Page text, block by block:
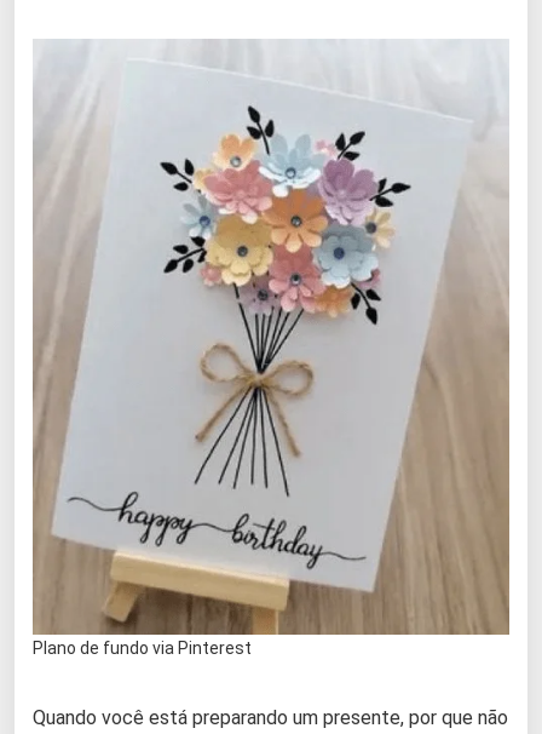
Plano de fundo via Pinterest
Quando você está preparando um presente, por que não